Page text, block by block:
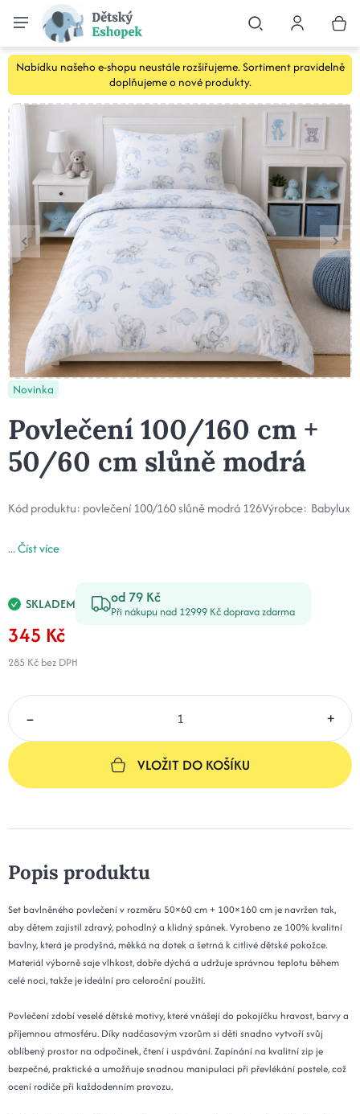
Nabídku našeho e-shopu neustále rozšiřujeme. Sortiment pravidelně
doplňujeme o nové produkty.
Novinka
Povlečení 100/160 cm +
50/60 cm slůně modrá
Kód produktu: povlečení 100/160 slůně modrá 126Výrobce: Babylux
...Číst více
SKLADEM od 79 Kč
Při nákupu nad 12999 Kč doprava zdarma
345 Kč
285 Kč bez DPH
– +
VLOŽIT DO KOŠÍKU
Popis produktu
Set bavlněného povlečení v rozměru 50×60 cm + 100×160 cm je navržen tak,
aby dětem zajistil zdravý, pohodlný a klidný spánek. Vyrobeno ze 100% kvalitní
bavlny, která je prodyšná, měkká na dotek a šetrná k citlivé dětské pokožce.
Materiál výborně saje vlhkost, dobře dýchá a udržuje správnou teplotu během
celé noci, takže je ideální pro celoroční použití.
Povlečení zdobí veselé dětské motivy, které vnášejí do pokojíčku hravost, barvy a
příjemnou atmosféru. Díky nadčasovým vzorům si děti snadno vytvoří svůj
oblíbený prostor na odpočinek, čtení i uspávání. Zapínání na kvalitní zip je
bezpečné, praktické a umožňuje snadnou manipulaci při převlékání postele, což
ocení rodiče při každodenním provozu.